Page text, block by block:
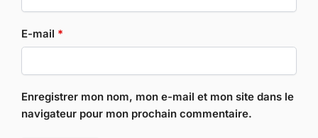
E-mail *
Enregistrer mon nom, mon e-mail et mon site dans le
navigateur pour mon prochain commentaire.